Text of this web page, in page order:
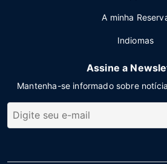
A minha
Indiomas
Assine a
Mantenha-se informado sobre